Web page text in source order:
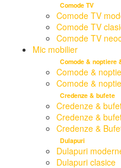
Comode TV
Comode TV
Comode TV
Comode TV
Mic mobilier
Comode & noptiere
Comode &
Comode &
Credenze & bufete
Credenze &
Credenze &
Credenze &
Dulapuri
Dulapuri
Dulapuri clasice